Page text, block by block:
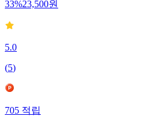
33%23,500원
5.0
(5)
705적립